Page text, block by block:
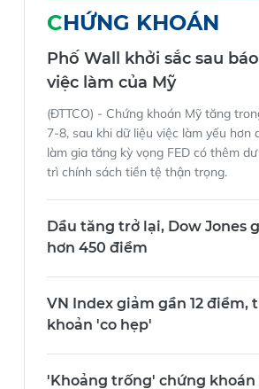
CHỨNG KHOÁN
Phố Wall khởi sắc sau báo
việc làm của Mỹ
(ĐTTCO) - Chứng khoán Mỹ tăng
7-8, sau khi dữ liệu việc làm yếu hơn
làm gia tăng kỳ vọng FED có thêm dư
trì chính sách tiền tệ thận trọng.
Dầu tăng trở lại, Dow Jones
hơn 450 điểm
VN Index giảm gần 12 điểm,
khoản 'co hẹp'
'Khoảng trống' chứng khoán